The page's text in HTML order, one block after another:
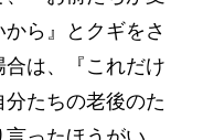
ら』とクギをさ
合は、『これだけ
たちの老後のた